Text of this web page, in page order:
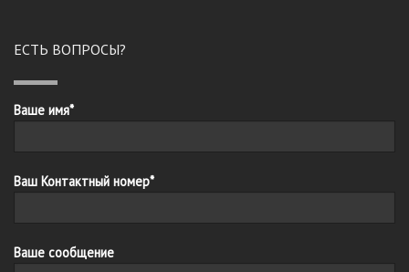
ЕСТЬ ВОПРОСЫ?
Ваше имя*
Ваш Контактный номер*
Ваше сообщение